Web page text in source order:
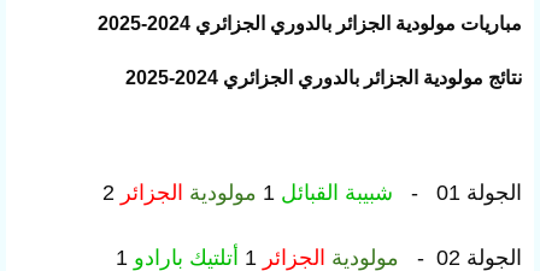
مباريات مولودية الجزائر بالدوري الجزائري 2024-2025
نتائج مولودية الجزائر بالدوري الجزائري 2024-2025
الجولة 01 - شبيبة القبائل مولودية الجزائر 2
الجولة 02 - مولودية الجزائر 1 أتلتيك بارادو